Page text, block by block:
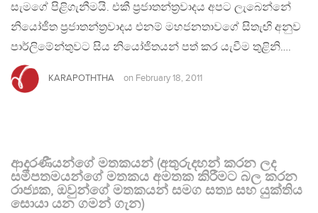
සැමගේ පිළිගැනීමයි. එකී ප්‍රජාතන්ත්‍රවාදය අපට ලැබෙන්නේ
නියෝජීත ප්‍රජාතන්ත්‍රවාදය එනම් මහජනතාවගේ සිතැඟි අනුව
පාර්ලිමේන්තුවට සිය නියෝජිතයන් පත් කර යැවීම තුළිනි….
KARAPOTHTHA on February 18, 2011
ආදරණීයන්ගේ මතකයන් (අතුරුදහන් කරන ලද
සමීපතමයන්ගේ මතකය අමතක කිරීමට බල කරන
රාජ්‍යක, ඔවුන්ගේ මතකයන් සමග සත්‍ය සහ යුක්තිය
සොයා යන ගමන් ගැන)